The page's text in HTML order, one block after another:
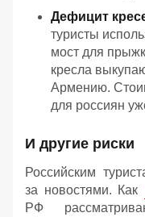
Дефицит
туристы
мост для
кресла
Армению.
для россиян
И другие риски
Российским
за новостями. Как
РФ